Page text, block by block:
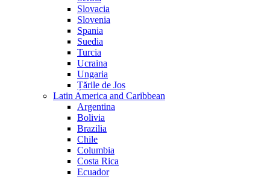
Slovacia
Slovenia
Spania
Suedia
Turcia
Ucraina
Ungaria
Țările de Jos
Latin America and Caribbean
Argentina
Bolivia
Brazilia
Chile
Columbia
Costa Rica
Ecuador